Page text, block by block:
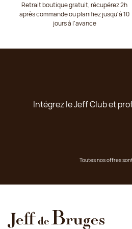
Retrait boutique gratuit, récupérez 2h
après commande ou planifiez jusqu'à 10
jours à l'avance
Intégrez le Jeff Club et
Toutes nos offres